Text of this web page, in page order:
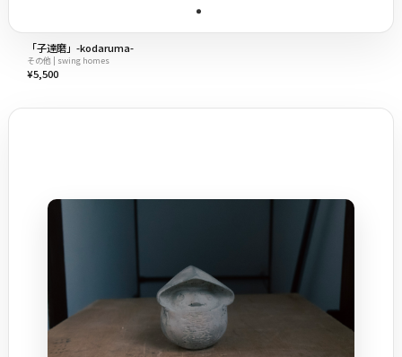
「子達磨」-kodaruma-
その他 | swing homes
¥5,500